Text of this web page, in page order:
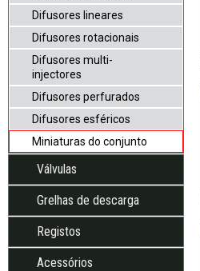
Difusores lineares
Difusores rotacionais
Difusores multi-
injectores
Difusores perfurados
Difusores esféricos
Miniaturas do conjunto
Válvulas
Grelhas de descarga
Registos
Acessórios